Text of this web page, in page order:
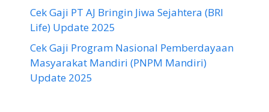
Cek Gaji PT AJ Bringin Jiwa Sejahtera (BRI
Life) Update 2025
Cek Gaji Program Nasional Pemberdayaan
Masyarakat Mandiri (PNPM Mandiri)
Update 2025